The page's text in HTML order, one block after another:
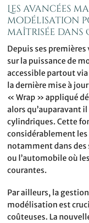
Les avancées
modélisation
maîtrisée dans
Depuis ses premières
sur la puissance de
accessible partout
la dernière mise à
« Wrap » appliqué
alors qu’auparavant
cylindriques. Cette
considérablement
notamment dans des
ou l’automobile où
courantes.
Par ailleurs, la
modélisation est
coûteuses. La